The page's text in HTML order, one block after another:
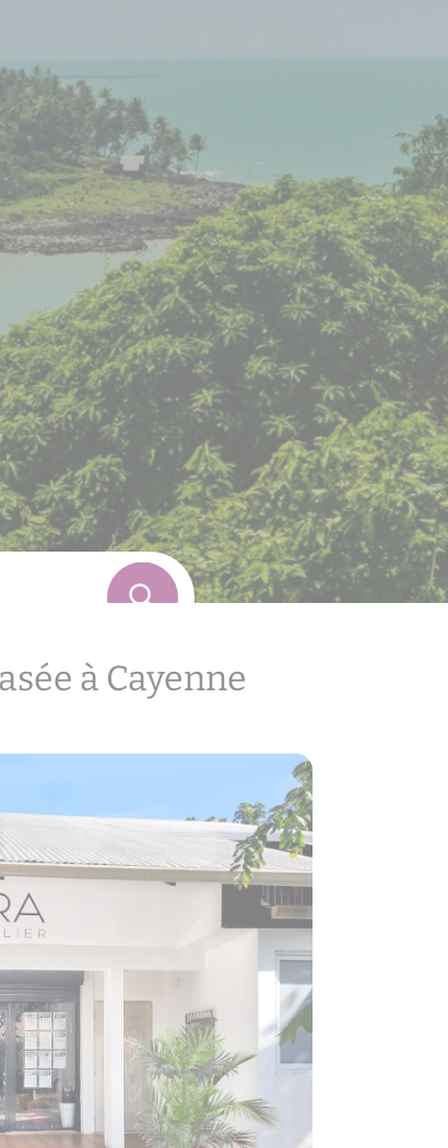
à Cayenne